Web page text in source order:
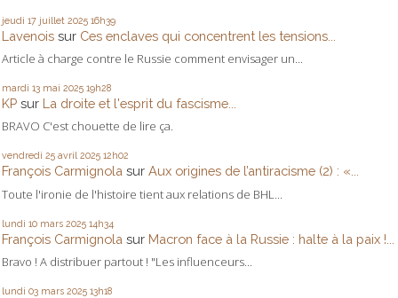
jeudi 17 juillet 2025 16h39
Lavenois sur Ces enclaves qui concentrent les tensions...
Article à charge contre le Russie comment envisager un...
mardi 13 mai 2025 19h28
KP sur La droite et l'esprit du fascisme...
BRAVO C'est chouette de lire ça.
vendredi 25 avril 2025 12h02
François Carmignola sur Aux origines de l’antiracisme (2) : «...
Toute l'ironie de l'histoire tient aux relations de BHL...
lundi 10 mars 2025 14h34
François Carmignola sur Macron face à la Russie : halte à la paix !...
Bravo ! A distribuer partout ! "Les influenceurs...
lundi 03 mars 2025 13h18